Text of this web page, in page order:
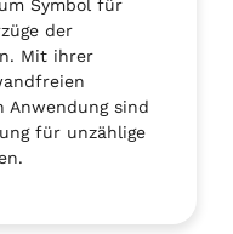
Symbol für
der
Mit ihrer
Anwendung sind
für unzählige